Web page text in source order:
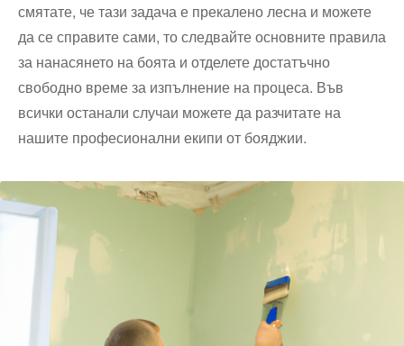
смятате, че тази задача е прекалено лесна и можете
да се справите сами, то следвайте основните правила
за нанасянето на боята и отделете достатъчно
свободно време за изпълнение на процеса. Във
всички останали случаи можете да разчитате на
нашите професионални екипи от бояджии.